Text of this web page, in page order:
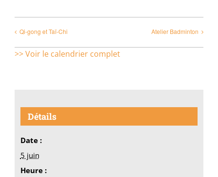
Qi-gong et Taï-Chi Atelier Badminton
>> Voir le calendrier complet
Détails
Date :
5 juin
Heure :